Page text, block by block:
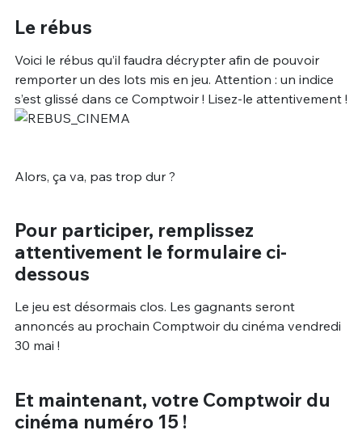
Le rébus
Voici le rébus qu’il faudra décrypter afin de pouvoir
remporter un des lots mis en jeu. Attention : un indice
s’est glissé dans ce Comptwoir ! Lisez-le attentivement !
Alors, ça va, pas trop dur ?
Pour participer, remplissez
attentivement le formulaire ci-
dessous
Le jeu est désormais clos. Les gagnants seront
annoncés au prochain Comptwoir du cinéma vendredi
30 mai !
Et maintenant, votre Comptwoir du
cinéma numéro 15 !